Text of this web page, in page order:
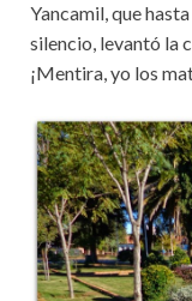
Yancamil, que
silencio, levantó la
¡Mentira, yo los